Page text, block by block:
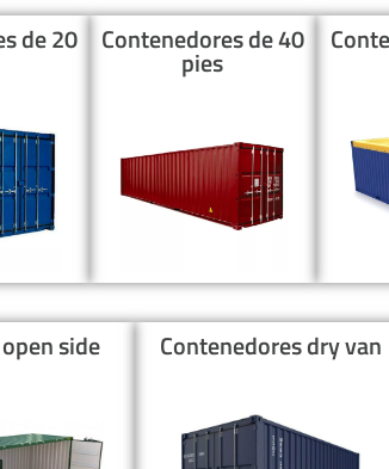
de 20 Contenedores de 40
pies
side Contenedores dry van